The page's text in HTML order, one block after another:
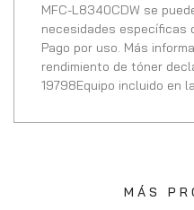
MFC-L8340CDW se
necesidades específicas
Pago por uso. Más
rendimiento de tóner
19798Equipo incluido en
MÁS